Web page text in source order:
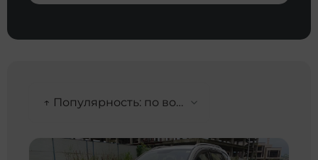
↑ Популярность: по возрастанию